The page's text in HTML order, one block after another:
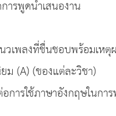
รพูดนำเสนองาน
ที่ชื่นชอบพร้อมเหตุผ
(A) (ของแต่ละวิชา)
ภาษาอังกฤษในการพู